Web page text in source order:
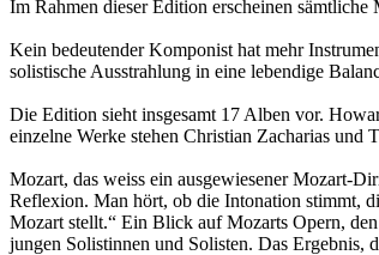
Im Rahmen dieser Edition erscheinen
Kein bedeutender Komponist hat mehr
solistische Ausstrahlung in eine lebendige
Die Edition sieht insgesamt 17 Alben vor.
einzelne Werke stehen Christian Zacharias und
Mozart, das weiss ein ausgewiesener Mozart-
Reflexion. Man hört, ob die Intonation stimmt,
Mozart stellt.“ Ein Blick auf Mozarts Opern,
jungen Solistinnen und Solisten. Das Ergebnis,